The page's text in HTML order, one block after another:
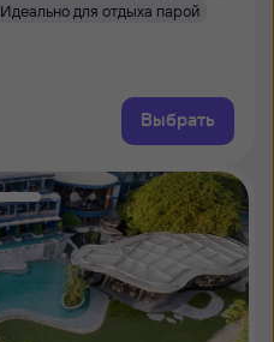
Идеально для отдыха парой
Выбрать